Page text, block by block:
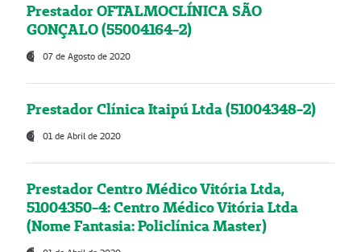
Prestador OFTALMOCLÍNICA SÃO
GONÇALO (55004164-2)
07 de Agosto de 2020
Prestador Clínica Itaipú Ltda (51004348-2)
01 de Abril de 2020
Prestador Centro Médico Vitória Ltda,
51004350-4: Centro Médico Vitória Ltda
(Nome Fantasia: Policlínica Master)